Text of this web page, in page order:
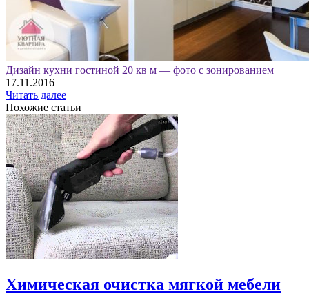
Дизайн кухни гостиной 20 кв м — фото с зонированием
17.11.2016
Читать далее
Похожие статьи
Химическая очистка мягкой мебели